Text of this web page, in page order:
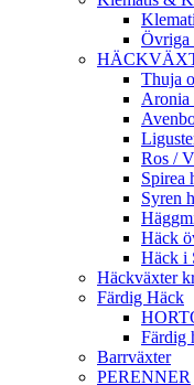
Övriga
Thuja
Aronia
Ros /
Spirea
Syren
Häck
Häck i
Häckväxter
Färdig Häck
Färdig
Barrväxter
PERENNER